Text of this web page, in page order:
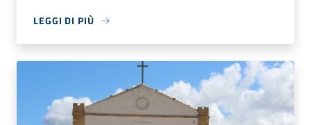
LEGGI DI PIÙ